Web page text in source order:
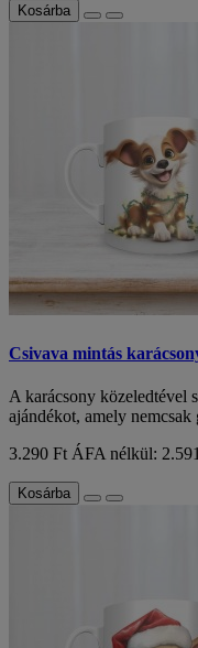
Kosárba
Csivava mintás
A karácsony közeledtével
ajándékot, amely
3.290 Ft ÁFA nélkül:
Kosárba